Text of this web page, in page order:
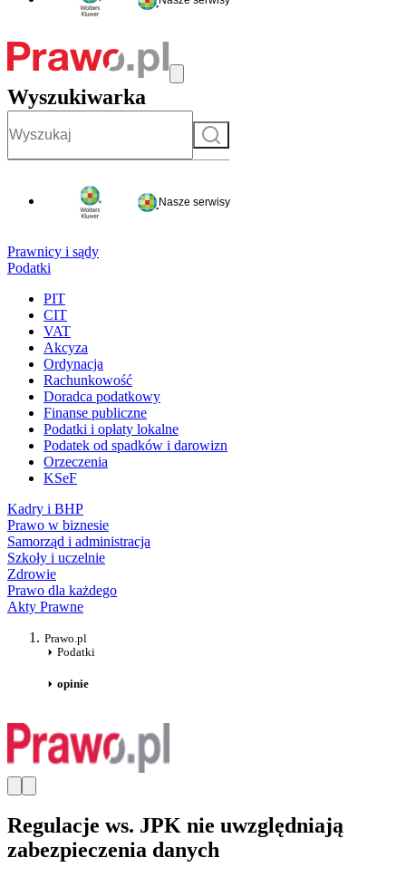
Wyszukiwarka
Szukaj
Nasze serwisy
Prawnicy i sądy
Podatki
PIT
CIT
VAT
Akcyza
Ordynacja
Rachunkowość
Doradca podatkowy
Finanse publiczne
Podatki i opłaty lokalne
Podatek od spadków i darowizn
Orzeczenia
KSeF
Kadry i BHP
Prawo w biznesie
Samorząd i administracja
Szkoły i uczelnie
Zdrowie
Prawo dla każdego
Akty Prawne
Prawo.pl
Podatki
opinie
Regulacje ws. JPK nie uwzględniają
zabezpieczenia danych